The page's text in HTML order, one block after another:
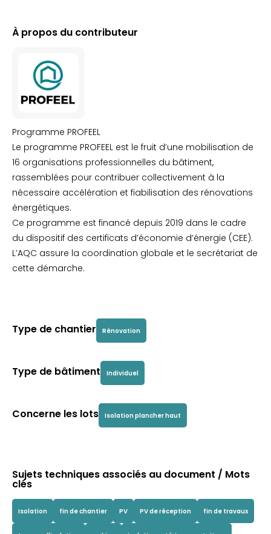
À propos du contributeur
Programme PROFEEL
Le programme PROFEEL est le fruit d’une mobilisation de
16 organisations professionnelles du bâtiment,
rassemblées pour contribuer collectivement à la
nécessaire accélération et fiabilisation des rénovations
énergétiques.
Ce programme est financé depuis 2019 dans le cadre
du dispositif des certificats d’économie d’énergie (CEE).
L’AQC assure la coordination globale et le secrétariat de
cette démarche.
Type de chantier Rénovation
Type de bâtiment Individuel
Concerne les lots Isolation plancher haut
Sujets techniques associés au document / Mots
clés
Isolation fin de chantier PV PV de réception fin de travaux